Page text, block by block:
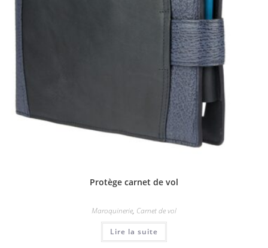
Protège carnet de vol
Maroquinerie, Carnet de vol
Lire la suite